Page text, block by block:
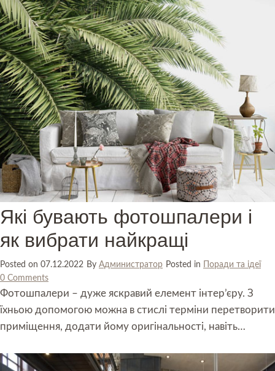
Які бувають фотошпалери і
як вибрати найкращі
Posted on 07.12.2022 By Администратор Posted in
Поради та ідеї
0 Comments
Фотошпалери – дуже яскравий елемент інтер’єру. З
їхньою допомогою можна в стислі терміни перетворити
приміщення, додати йому оригінальності, навіть…